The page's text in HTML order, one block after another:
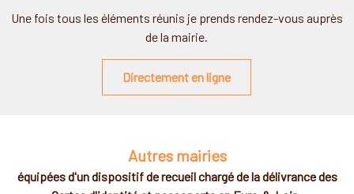
Une fois tous les éléments réunis je prends rendez-vous auprès
de la mairie.
Directement en ligne
Autres mairies
équipées d'un dispositif de recueil chargé de la délivrancedes